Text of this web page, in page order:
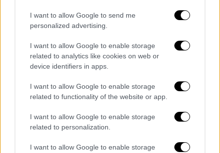
I want to allow Google to send me
personalized advertising.
I want to allow Google to enable storage
related to analytics like cookies on web or
device identifiers in apps.
I want to allow Google to enable storage
related to functionality of the website or app.
I want to allow Google to enable storage
related to personalization.
I want to allow Google to enable storage
Ζελένσκι.
Στο δημοσίευμά τους, οι New York Times,
επισημαίνουν ότι, οΝτόναλντ Τραμπ, έχει
ενημερώσεισχετικά με το σχέδιο του και
Διαβάστε ακόμη
«Δεν υπήρξε τεχνικό πρόβλημα»: Τι
κατέθεσαν οι δύο τραυματίες από τη